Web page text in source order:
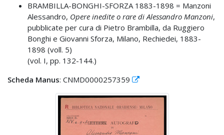
BRAMBILLA-BONGHI-SFORZA 1883-1898 = Manzoni
Alessandro, Opere inedite o rare di Alessandro Manzoni,
pubblicate per cura di Pietro Brambilla, da Ruggiero
Bonghi e Giovanni Sforza, Milano, Rechiedei, 1883-
1898 (voll. 5)
(vol. I, pp. 132-144.)
Scheda Manus: CNMD0000257359